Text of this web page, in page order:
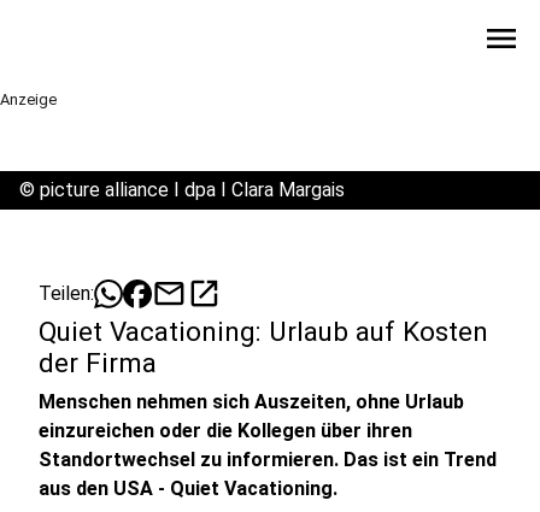
menu
Anzeige
© picture alliance I dpa I Clara Margais
Teilen: mailopen_in_new
Quiet Vacationing: Urlaub auf Kosten
der Firma
Menschen nehmen sich Auszeiten, ohne Urlaub
einzureichen oder die Kollegen über ihren
Standortwechsel zu informieren. Das ist ein Trend
aus den USA - Quiet Vacationing.